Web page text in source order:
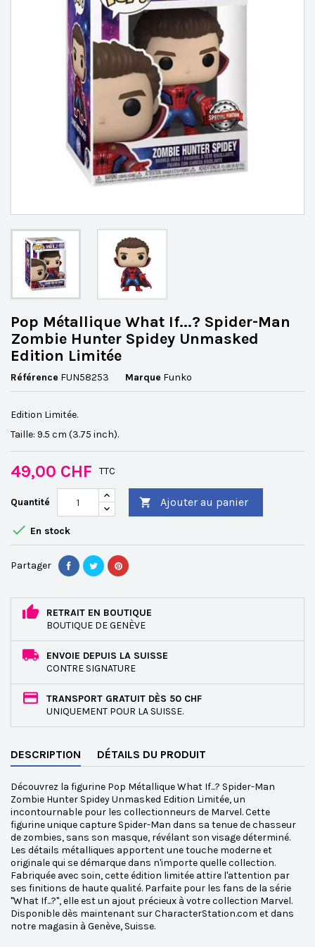
Pop Métallique What If...? Spider-Man
Zombie Hunter Spidey Unmasked
Edition Limitée
Référence FUN58253 Marque Funko
Edition Limitée.
Taille: 9.5 cm (3.75 inch).
49,00 CHF TTC
Quantité  Ajouter au panier
 En stock
Partager
RETRAIT EN BOUTIQUE
BOUTIQUE DE GENÈVE
ENVOIE DEPUIS LA SUISSE
CONTRE SIGNATURE
TRANSPORT GRATUIT DÈS 50 CHF
UNIQUEMENT POUR LA SUISSE.
DESCRIPTION DÉTAILS DU PRODUIT
Découvrez la figurine Pop Métallique What If...? Spider-Man
Zombie Hunter Spidey Unmasked Edition Limitée, un
incontournable pour les collectionneurs de Marvel. Cette
figurine unique capture Spider-Man dans sa tenue de chasseur
de zombies, sans son masque, révélant son visage déterminé.
Les détails métalliques apportent une touche moderne et
originale qui se démarque dans n'importe quelle collection.
Fabriquée avec soin, cette édition limitée attire l'attention par
ses finitions de haute qualité. Parfaite pour les fans de la série
"What If...?", elle est un ajout précieux à votre collection Marvel.
Disponible dès maintenant sur CharacterStation.com et dans
notre magasin à Genève, Suisse.